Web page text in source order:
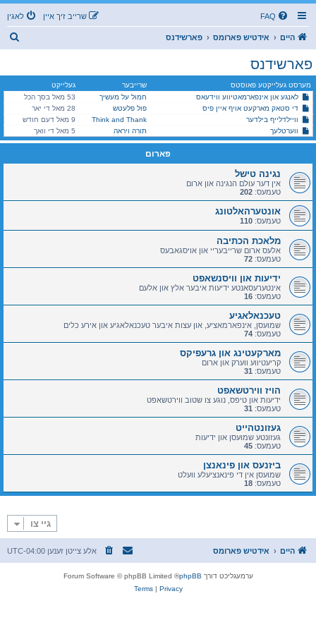
FAQ לאגין שרייב זיך איין
היים אידטיש פארומס פארשידנס
פארשידנס
מערסט געלייקטע פאוסטס שרייבער
געלייקט
לאנגע און אינפארמאטיווע ווידעאס
חמול על מעשיך
53 מאל בסך הכל
די סטאק מארקעט אויף איין פיס
פול פלעטש
28 מאל די יאר
וויילדלייף בילדער
Think and Thank
9 מאל דעם חודש
ווערטלעך
תורה ויראה 5 מאל די וואך
פארום
נגינה טישל
אין דער עולם הנגינה און ארום
טעמעס: 202
אונטערהאלטונג
טעמעס: 110
מלאכת הכתיבה
אלעס ארום שרייבעריי און אויסגאבעס
טעמעס: 72
ידיעות און וויסנשאפט
אינטערעסאנטע ידיעות איבער אלץ און אלעם
טעמעס: 16
טעכנאלאגיע
שמועסן, אינפארמאציע, און עצות איבער טעכנאלאגיע און אירע כלים
טעמעס: 74
מארקעטינג און גרעפיקס
קריעטיווע ווערק און ארום
טעמעס: 31
הויז ווירטשאפט
ידיעות און טיפס, נוגע צו שטוב ווירטשאפט
טעמעס: 31
געזונטהייט
געזונטע שמועסן און ידיעות
טעמעס: 45
ביזנעס און פינאנצן
שמועסן אין די פינאנציעלע וועלט
טעמעס: 18
גיי צו
היים אידטיש פארומס אלע צייטן זענען UTC-04:00
ערמעגליכט דורך phpBB
® Forum Software © phpBB Limited
Privacy
|
Terms